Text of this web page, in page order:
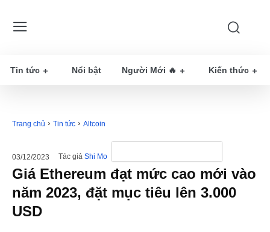
Tin tức Nổi bật Người Mới 🔥 Kiến thức
Trang chủ Tin tức Altcoin
03/12/2023 Tác giả Shi Mo
Giá Ethereum đạt mức cao mới vào
năm 2023, đặt mục tiêu lên 3.000
USD